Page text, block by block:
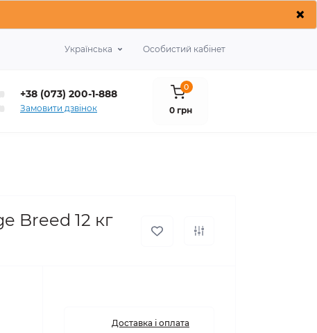
×
Українська Особистий кабінет
+38 (073) 200-1-888
Замовити дзвінок
0
0 грн
Breed 12 кг
Доставка і оплата